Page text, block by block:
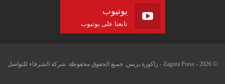
يوتيوب
تابعنا على يوتيوب
© 2026 - Zagora Press - زاكورة بريس. جميع الحقوق محفوظة. شركة الشرفاء للتواصل